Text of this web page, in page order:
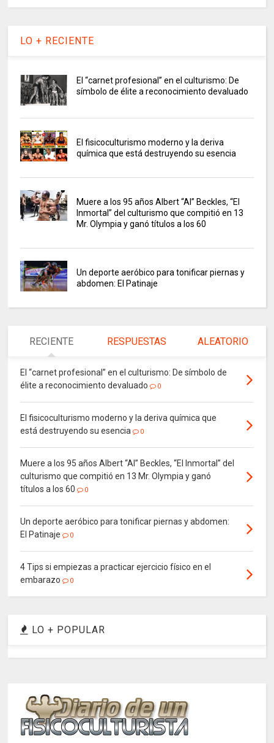
LO + RECIENTE
El “carnet profesional” en el culturismo: De
símbolo de élite a reconocimiento devaluado
El fisicoculturismo moderno y la deriva
química que está destruyendo su esencia
Muere a los 95 años Albert “Al” Beckles, “El
Inmortal” del culturismo que compitió en 13
Mr. Olympia y ganó títulos a los 60
Un deporte aeróbico para tonificar piernas y
abdomen: El Patinaje
RECIENTE RESPUESTAS ALEATORIO
El “carnet profesional” en el culturismo: De símbolo de
élite a reconocimiento devaluado
0
El fisicoculturismo moderno y la deriva química que
está destruyendo su esencia
0
Muere a los 95 años Albert “Al” Beckles, “El Inmortal” del
culturismo que compitió en 13 Mr. Olympia y ganó
títulos a los 60
0
Un deporte aeróbico para tonificar piernas y abdomen:
El Patinaje
0
4 Tips si empiezas a practicar ejercicio físico en el
embarazo
0
LO + POPULAR